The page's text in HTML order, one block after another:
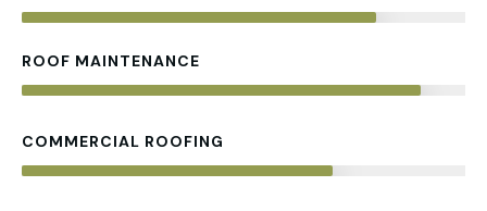
ROOF MAINTENANCE
COMMERCIAL ROOFING